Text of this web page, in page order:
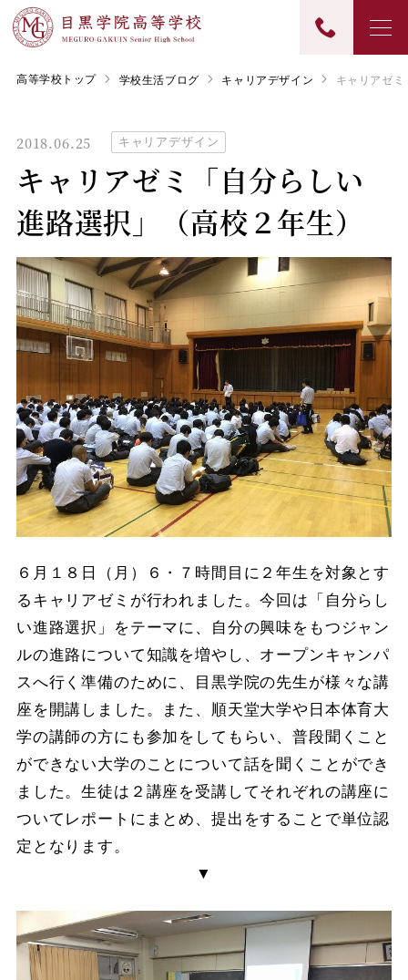
高等学校トップ 学校生活ブログ キャリアデザイン キャリアゼ
2018.06.25 キャリアデザイン
キャリアゼミ「自分らしい
進路選択」（高校２年生）
６月１８日（月）６・７時間目に２年生を対象とす
るキャリアゼミが行われました。今回は「自分らし
い進路選択」をテーマに、自分の興味をもつジャン
ルの進路について知識を増やし、オープンキャンパ
スへ行く準備のために、目黒学院の先生が様々な講
座を開講しました。また、順天堂大学や日本体育大
学の講師の方にも参加をしてもらい、普段聞くこと
ができない大学のことについて話を聞くことができ
ました。生徒は２講座を受講してそれぞれの講座に
ついてレポートにまとめ、提出をすることで単位認
定となります。
▼